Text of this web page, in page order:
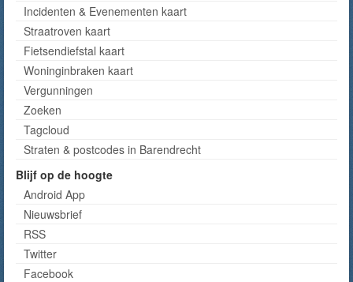
Incidenten & Evenementen kaart
Straatroven kaart
Fietsendiefstal kaart
Woninginbraken kaart
Vergunningen
Zoeken
Tagcloud
Straten & postcodes in Barendrecht
Blijf op de hoogte
Android App
Nieuwsbrief
RSS
Twitter
Facebook